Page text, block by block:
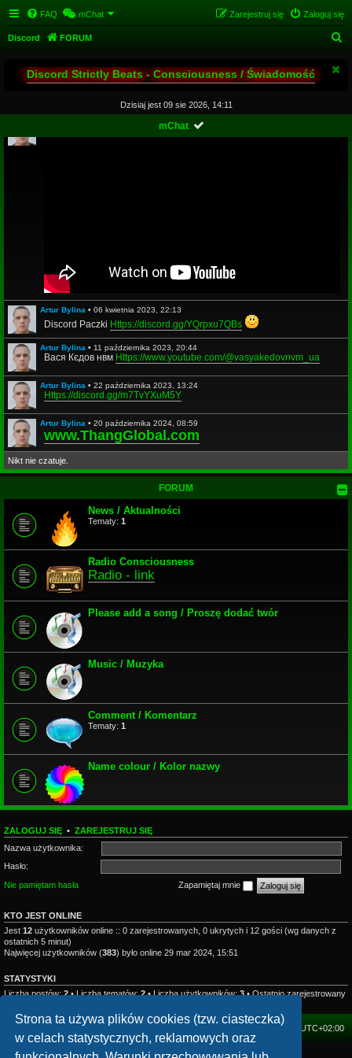
Strona ta używa plików cookies (tzw. ciasteczka)
w celach statystycznych, reklamowych oraz
FAQ mChat Zaloguj się
Zarejestruj się
Discord FORUM
a
Discord Strictly Beats - Consciousness / Świadomość
Dzisiaj jest 09 sie 2026, 14:11
mChat
14 maja 2020, 21:42
Artur Bylina • 06 kwietnia 2023, 22:13
Discord Paczki Https://discord.gg/YQrpxu7QBs
Artur Bylina • 11 października 2023, 20:44
Вася Кєдов нвм Https://www.youtube.com/@vasyakedovnvm_ua
Artur Bylina • 22 października 2023, 13:24
Https://discord.gg/m7TvYXuM5Y
Artur Bylina • 20 października 2024, 08:59
www.ThangGlobal.com
Nikt nie czatuje.
FORUM
News / Aktualności
Tematy: 1
Radio Consciousness
Radio - link
Please add a song / Proszę dodać twór
Music / Muzyka
Comment / Komentarz
Tematy: 1
Name colour / Kolor nazwy
ZALOGUJ SIĘ • ZAREJESTRUJ SIĘ
Nazwa użytkownika:
Hasło:
Nie pamiętam hasła
Zapamiętaj mnie
KTO JEST ONLINE
Jest 12 użytkowników online :: 0 zarejestrowanych, 0 ukrytych i 12 gości (wg danych z
ostatnich 5 minut)
Najwięcej użytkowników (383) było online 29 mar 2024, 15:51
STATYSTYKI
Liczba postów:2• Liczba tematów:2• Liczba użytkowników:3• Ostatnio zarejestrowany
Strefa czasowa UTC+02:00
Technologię dostarcza phpBB® Forum Software © phpBB Limited